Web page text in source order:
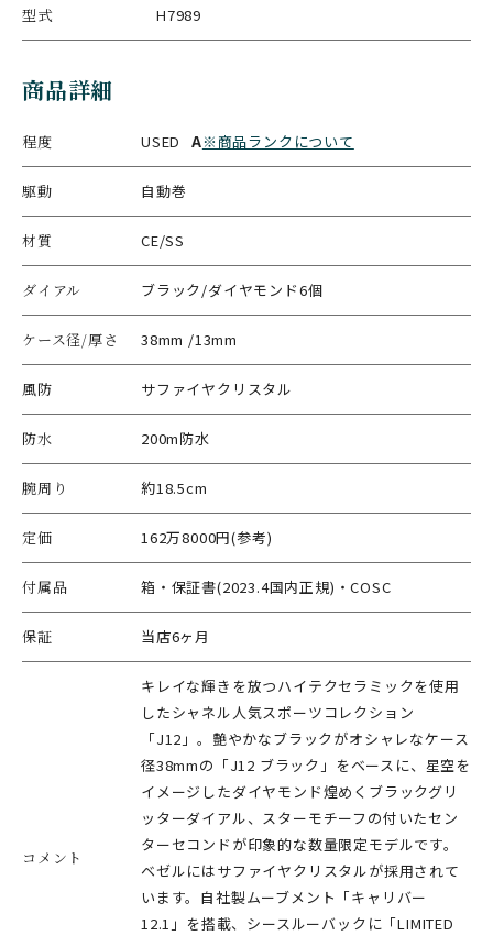
型式 H7989
商品詳細
程度 USED A※商品ランクについて
駆動 自動巻
材質 CE/SS
ダイアル ブラック/ダイヤモンド6個
ケース径/厚さ 38mm /13mm
風防 サファイヤクリスタル
防水 200m防水
腕周り 約18.5cm
定価 162万8000円(参考)
付属品 箱・保証書(2023.4国内正規)・COSC
保証 当店6ヶ月
コメント
キレイな輝きを放つハイテクセラミックを使用
したシャネル人気スポーツコレクション
「J12」。艶やかなブラックがオシャレなケース
径38mmの「J12 ブラック」をベースに、星空を
イメージしたダイヤモンド煌めくブラックグリ
ッターダイアル、スターモチーフの付いたセン
ターセコンドが印象的な数量限定モデルです。
ベゼルにはサファイヤクリスタルが採用されて
います。自社製ムーブメント「キャリバー
12.1」を搭載、シースルーバックに「LIMITED